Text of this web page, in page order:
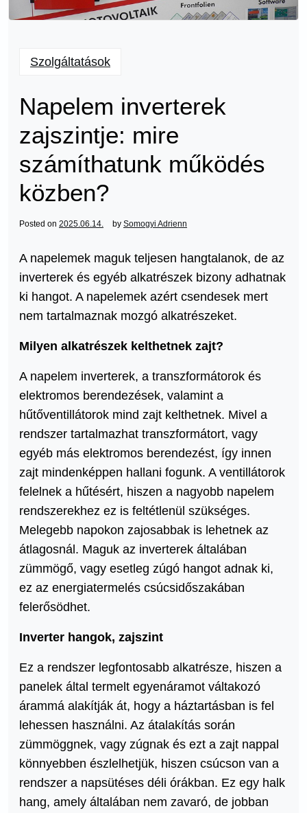
Szolgáltatások
Napelem inverterek
zajszintje: mire
számíthatunk működés
közben?
Posted on 2025.06.14. by Somogyi Adrienn
A napelemek maguk teljesen hangtalanok, de az
inverterek és egyéb alkatrészek bizony adhatnak
ki hangot. A napelemek azért csendesek mert
nem tartalmaznak mozgó alkatrészeket.
Milyen alkatrészek kelthetnek zajt?
A napelem inverterek, a transzformátorok és
elektromos berendezések, valamint a
hűtőventillátorok mind zajt kelthetnek. Mivel a
rendszer tartalmazhat transzformátort, vagy
egyéb más elektromos berendezést, így innen
zajt mindenképpen hallani fogunk. A ventillátorok
felelnek a hűtésért, hiszen a nagyobb napelem
rendszerekhez ez is feltétlenül szükséges.
Melegebb napokon zajosabbak is lehetnek az
átlagosnál. Maguk az inverterek általában
zümmögő, vagy esetleg zúgó hangot adnak ki,
ez az energiatermelés csúcsidőszakában
felerősödhet.
Inverter hangok, zajszint
Ez a rendszer legfontosabb alkatrésze, hiszen a
panelek által termelt egyenáramot váltakozó
árammá alakítják át, hogy a háztartásban is fel
lehessen használni. Az átalakítás során
zümmöggnek, vagy zúgnak és ezt a zajt nappal
könnyebben észlelhetjük, hiszen csúcson van a
rendszer a napsütéses déli órákban. Ez egy halk
hang, amely általában nem zavaró, de jobban